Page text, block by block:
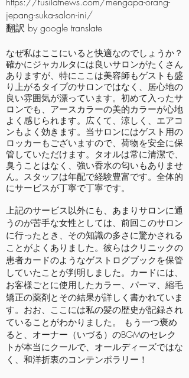
jepang-suka-salon-ini/
翻訳 by google translate
なぜ私はここにいると快適なのでしょうか？
確かにジャカルタには良いサロンがたくさん
ありますが、特にここは美容師もゲストも盛
り上がるタイプのサロンではなく、居心地の
良い雰囲気が漂っています。初めて入ったサ
ロンでも、アースカラーの美的カラーが心地
よく感じられます。広くて、涼しく、エアコ
ンもよく効きます。当サロンにはゲスト用の
ロッカーもございますので、荷物を安全に保
管していただけます。タオルは常に清潔で、
臭うことはなく、強い香水の匂いもありませ
ん。スタッフは年配で経験豊富です。全体的
にサービスが丁寧で丁寧です。
上記のサービス以外にも、あまりサロンに通
うのが苦手な女性としては、前回このサロン
に行ったとき、その知識の多さに驚かされる
ことがよくありました。彼らはクリニックの
患者カードのようなゲストログブックを保管
していたことが判明しました。カードには、
お客様ごとに使用したカラー、パーマ、縮毛
矯正の薬剤とその結果が詳しく書かれていま
す。おお、ここには私の髪の歴史が記録され
ていることがわかりました。 もう一つ褒め
ると、オーナー（いづる）のBGMのセレク
トが本当にクールで、オールディーズではな
く、和洋折衷のコンテンポラリー！